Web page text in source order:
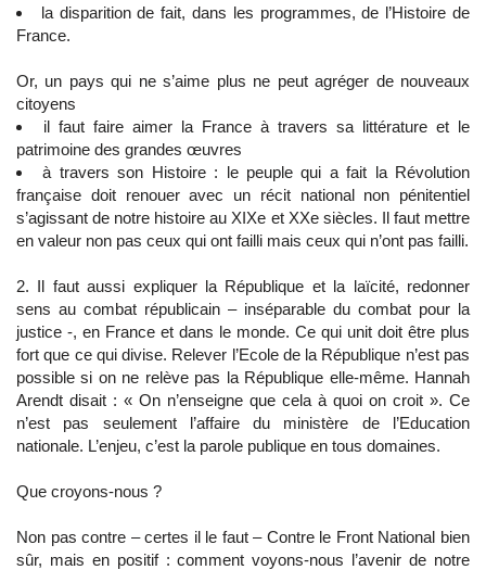
la disparition de fait, dans les programmes, de l’Histoire de
France.
Or, un pays qui ne s’aime plus ne peut agréger de nouveaux
citoyens
il faut faire aimer la France à travers sa littérature et le
patrimoine des grandes œuvres
à travers son Histoire : le peuple qui a fait la Révolution
française doit renouer avec un récit national non pénitentiel
s’agissant de notre histoire au XIXe et XXe siècles. Il faut mettre
en valeur non pas ceux qui ont failli mais ceux qui n’ont pas failli.
2. Il faut aussi expliquer la République et la laïcité, redonner
sens au combat républicain – inséparable du combat pour la
justice -, en France et dans le monde. Ce qui unit doit être plus
fort que ce qui divise. Relever l’Ecole de la République n’est pas
possible si on ne relève pas la République elle-même. Hannah
Arendt disait : « On n’enseigne que cela à quoi on croit ». Ce
n’est pas seulement l’affaire du ministère de l’Education
nationale. L’enjeu, c’est la parole publique en tous domaines.
Que croyons-nous ?
Non pas contre – certes il le faut – Contre le Front National bien
sûr, mais en positif : comment voyons-nous l’avenir de notre